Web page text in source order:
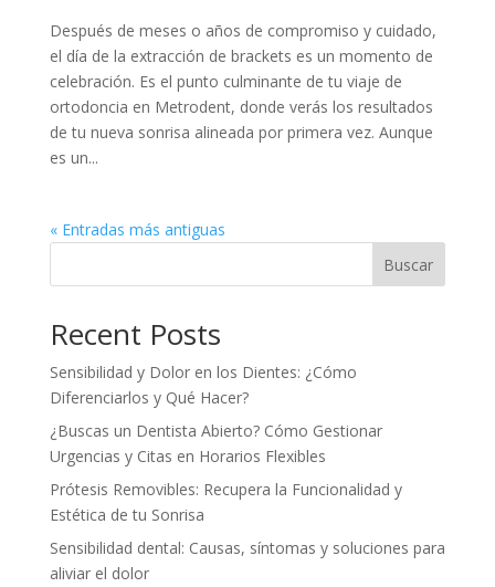
Después de meses o años de compromiso y cuidado,
el día de la extracción de brackets es un momento de
celebración. Es el punto culminante de tu viaje de
ortodoncia en Metrodent, donde verás los resultados
de tu nueva sonrisa alineada por primera vez. Aunque
es un...
« Entradas más antiguas
Buscar
Recent Posts
Sensibilidad y Dolor en los Dientes: ¿Cómo
Diferenciarlos y Qué Hacer?
¿Buscas un Dentista Abierto? Cómo Gestionar
Urgencias y Citas en Horarios Flexibles
Prótesis Removibles: Recupera la Funcionalidad y
Estética de tu Sonrisa
Sensibilidad dental: Causas, síntomas y soluciones para
aliviar el dolor